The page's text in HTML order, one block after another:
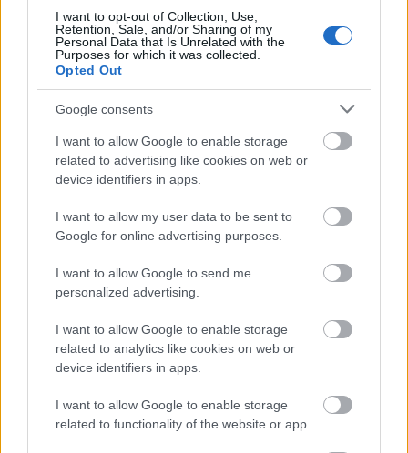
I want to opt-out of Collection, Use,
Retention, Sale, and/or Sharing of my
Personal Data that Is Unrelated with the
Purposes for which it was collected.
Opted Out
Google consents
I want to allow Google to enable storage
related to advertising like cookies on web or
device identifiers in apps.
I want to allow my user data to be sent to
Google for online advertising purposes.
I want to allow Google to send me
personalized advertising.
I want to allow Google to enable storage
related to analytics like cookies on web or
device identifiers in apps.
I want to allow Google to enable storage
related to functionality of the website or app.
AZ EMBERSÉG ÜNNEPE
EGY VÁLOGATOTT TÁRSASÁGRA”
A bejegyzés trackback címe:
https://kulturpart.hu/api/trackback/id/7871354